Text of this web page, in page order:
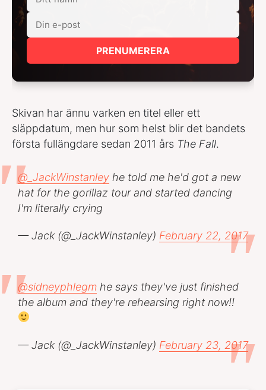
PRENUMERERA
Skivan har ännu varken en titel eller ett
släppdatum, men hur som helst blir det bandets
första fullängdare sedan 2011 års The Fall.
@_JackWinstanley he told me he'd got a new
hat for the gorillaz tour and started dancing
I'm literally crying
— Jack (@_JackWinstanley) February 22, 2017
@sidneyphlegm he says they've just finished
the album and they're rehearsing right now!!
— Jack (@_JackWinstanley) February 23, 2017